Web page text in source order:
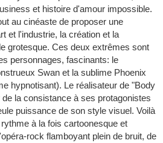
et histoire d'amour impossible.
au cinéaste de proposer une
et l'industrie, la création et la
grotesque. Ces deux extrêmes sont
personnages, fascinants: le
Swan et la sublime Phoenix
hypnotisant). Le réalisateur de "Body
la consistance à ses protagonistes
puissance de son style visuel. Voilà
à la fois cartoonesque et
rock flamboyant plein de bruit, de